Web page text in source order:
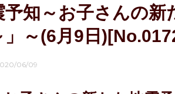
予知～お子さんの新
」～(6月9日
06/09